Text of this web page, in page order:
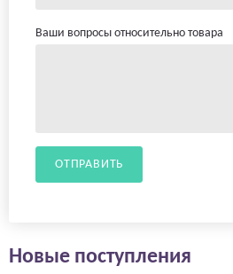
Ваши вопросы относительно товара
ОТПРАВИТЬ
Новые поступления